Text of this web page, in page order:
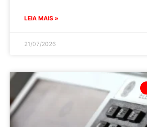
LEIA MAIS »
21/07/2026